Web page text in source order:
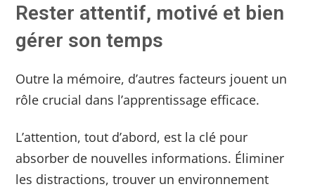
Rester attentif, motivé et bien
gérer son temps
Outre la mémoire, d’autres facteurs jouent un
rôle crucial dans l’apprentissage efficace.
L’attention, tout d’abord, est la clé pour
absorber de nouvelles informations. Éliminer
les distractions, trouver un environnement